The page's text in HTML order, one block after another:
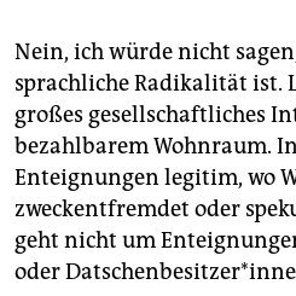
Nein, ich würde nicht
sprachliche Radikalität ist.
großes gesellschaftliches
bezahlbarem Wohnraum.
Enteignungen legitim, wo
zweckentfremdet oder
geht nicht um
oder